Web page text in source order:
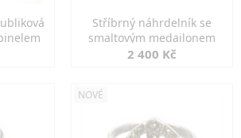
Stříbrný náhrdelník se
smaltovým medailonem
2 400 Kč
NOVÉ